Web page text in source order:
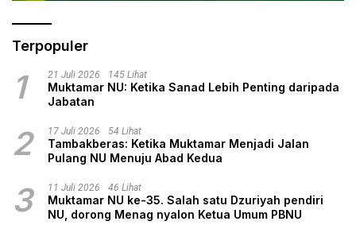
Terpopuler
1 21 Juli 2026 145 Lihat
Muktamar NU: Ketika Sanad Lebih Penting daripada
Jabatan
2 17 Juli 2026 54 Lihat
Tambakberas: Ketika Muktamar Menjadi Jalan
Pulang NU Menuju Abad Kedua
3 11 Juli 2026 46 Lihat
Muktamar NU ke-35. Salah satu Dzuriyah pendiri
NU, dorong Menag nyalon Ketua Umum PBNU